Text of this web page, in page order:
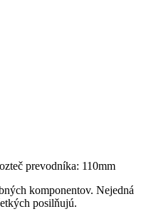
prevodníka: 110mm
komponentov. Nejedná
posilňujú.